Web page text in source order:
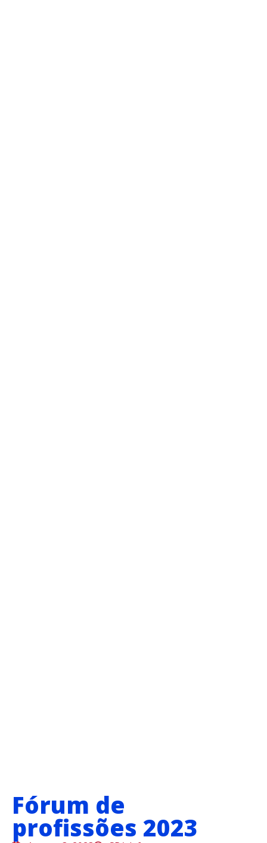
Fórum de
profissões 2023